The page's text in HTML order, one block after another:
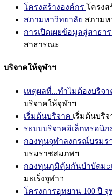
โครงสร้างองค์กร โครงส
สภามหาวิทยาลัย สภามห
การเปิดเผยข้อมูลสู่สาธา
สาธารณะ
บริจาคให้จุฬาฯ
เหตุผลที่...ทำไมต้องบริจ
บริจาคให้จุฬาฯ
เริ่มต้นบริจาค เริ่มต้นบริจ
ระบบบริจาคอิเล็กทรอนิก
กองทุนจุฬาลงกรณ์บรมร
บรมราชสมภพฯ
กองทุนภูมิคุ้มกันบำบัดมะ
มะเร็งจุฬาฯ
โครงการอุทยาน 100 ปี